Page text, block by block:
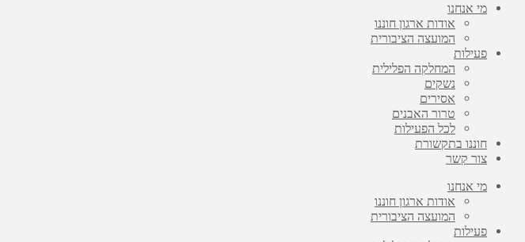
מי אנחנו
אודות ארגון חוננו
המועצה הציבורית
פעילות
המחלקה הפלילית
נשקים
אסירים
טרור האבנים
לכל הפעילות
חוננו בתקשורת
צור קשר
מי אנחנו
אודות ארגון חוננו
המועצה הציבורית
פעילות